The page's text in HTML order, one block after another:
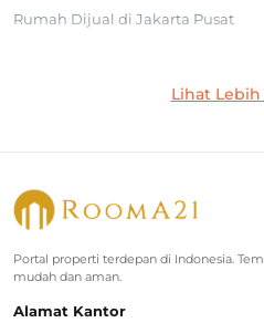
Rumah Dijual di Jakarta Pusat
Rumah Dijual di Jagakarsa
Rumah Dijual di Kebayoran Baru
Lihat
Portal properti terdepan di Indonesia.
mudah dan aman.
Alamat Kantor